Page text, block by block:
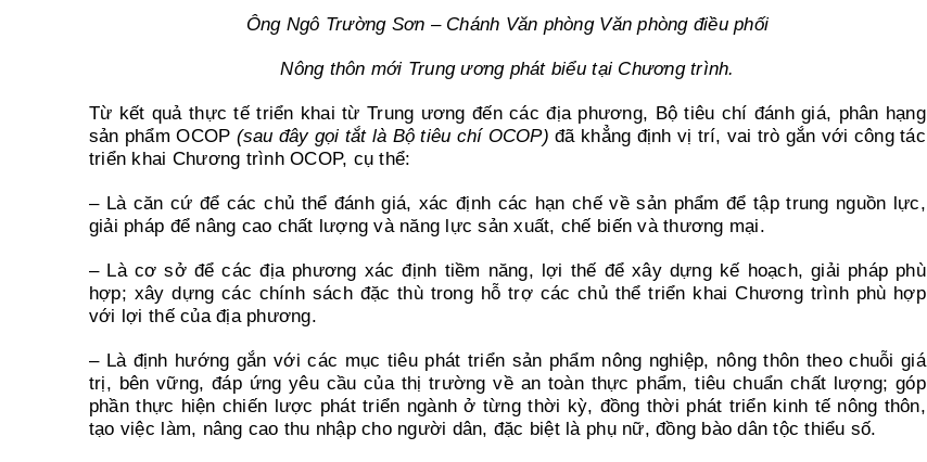
Ông Ngô Trường Sơn – Chánh Văn phòng Văn phòng điều phối
Nông thôn mới Trung ương phát biểu tại Chương trình.
Từ kết quả thực tế triển khai từ Trung ương đến các địa phương, Bộ tiêu chí đánh giá, phân hạng
sản phẩm OCOP (sau đây gọi tắt là Bộ tiêu chí OCOP) đã khẳng định vị trí, vai trò gắn với công tác
triển khai Chương trình OCOP, cụ thể:
– Là căn cứ để các chủ thể đánh giá, xác định các hạn chế về sản phẩm để tập trung nguồn lực,
giải pháp để nâng cao chất lượng và năng lực sản xuất, chế biến và thương mại.
– Là cơ sở để các địa phương xác định tiềm năng, lợi thế để xây dựng kế hoạch, giải pháp phù
hợp; xây dựng các chính sách đặc thù trong hỗ trợ các chủ thể triển khai Chương trình phù hợp
với lợi thế của địa phương.
– Là định hướng gắn với các mục tiêu phát triển sản phẩm nông nghiệp, nông thôn theo chuỗi giá
trị, bên vững, đáp ứng yêu cầu của thị trường về an toàn thực phẩm, tiêu chuẩn chất lượng; góp
phần thực hiện chiến lược phát triển ngành ở từng thời kỳ, đồng thời phát triển kinh tế nông thôn,
tạo việc làm, nâng cao thu nhập cho người dân, đặc biệt là phụ nữ, đồng bào dân tộc thiểu số.